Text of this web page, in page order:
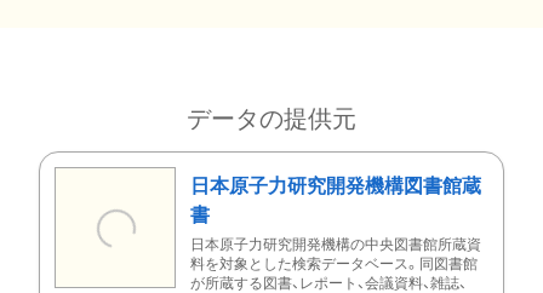
データの提供元
日本原子力研究開発機構図書館蔵
書
日本原子力研究開発機構の中央図書館所蔵資
料を対象とした検索データベース。同図書館
が所蔵する図書、レポート、会議資料、雑誌、